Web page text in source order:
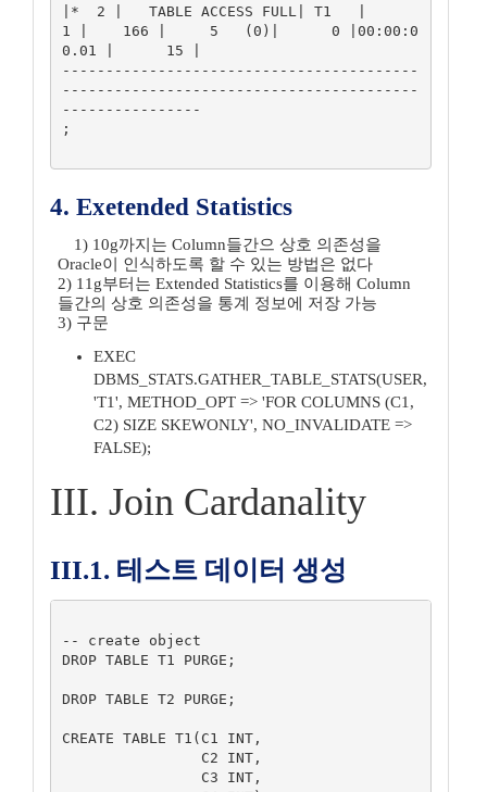
|*  2 |   TABLE ACCESS FULL| T1   |
1 |    166 |     5   (0)|      0 |00:00:0
0.01 |      15 |
-----------------------------------------
-----------------------------------------
----------------
;
4. Exetended Statistics
1) 10g까지는 Column들간으 상호 의존성을
Oracle이 인식하도록 할 수 있는 방법은 없다
2) 11g부터는 Extended Statistics를 이용해 Column
들간의 상호 의존성을 통계 정보에 저장 가능
3) 구문
EXEC
DBMS_STATS.GATHER_TABLE_STATS(USER,
'T1', METHOD_OPT => 'FOR COLUMNS (C1,
C2) SIZE SKEWONLY', NO_INVALIDATE =>
FALSE);
III. Join Cardanality
III.1. 테스트 데이터 생성
-- create object
DROP TABLE T1 PURGE;
DROP TABLE T2 PURGE;
CREATE TABLE T1(C1 INT,